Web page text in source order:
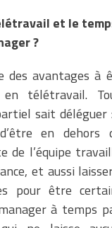
et le
?
des avantages à
télétravail.
sait déléguer
en dehors
de l’équipe
et aussi
pour être
à temps